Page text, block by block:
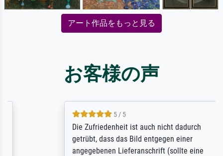
アート作品をもっと見る
お客様の声
5 / 5
Die Zufriedenheit ist auch nicht dadurch
getrübt, dass das Bild entgegen einer
angegebenen Lieferanschrift (sollte eine